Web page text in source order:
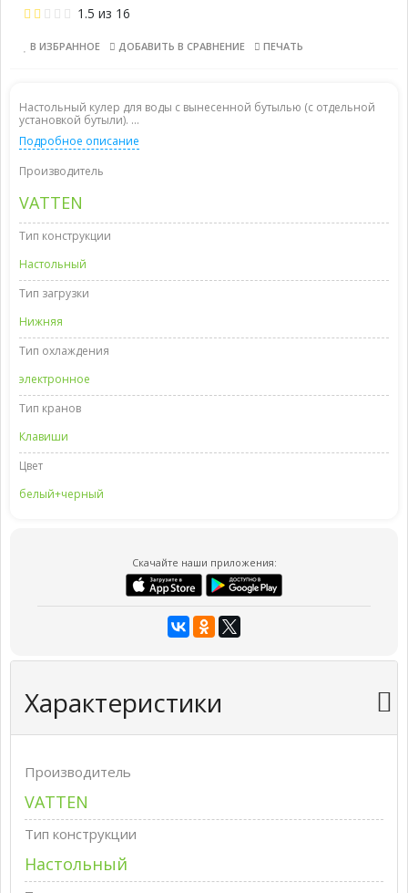
1.5 из 16
В ИЗБРАННОЕ ДОБАВИТЬ В СРАВНЕНИЕ ПЕЧАТЬ
Настольный кулер для воды с вынесенной бутылью (с отдельной
установкой бутыли). ...
Подробное описание
Производитель
VATTEN
Тип конструкции
Настольный
Тип загрузки
Нижняя
Тип охлаждения
электронное
Тип кранов
Клавиши
Цвет
белый+черный
Скачайте наши приложения:
Характеристики
Производитель
VATTEN
Тип конструкции
Настольный